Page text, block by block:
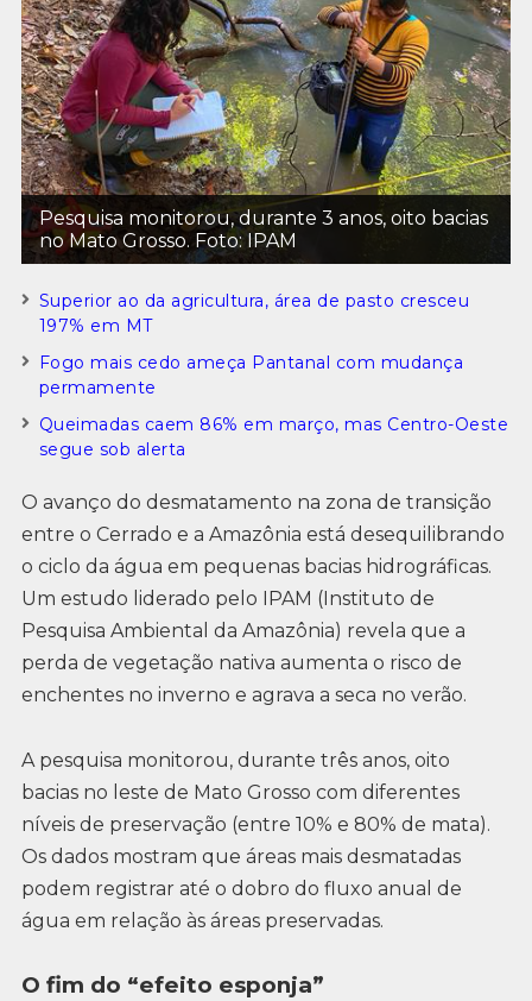
Pesquisa monitorou, durante 3 anos, oito bacias
no Mato Grosso. Foto: IPAM
Superior ao da agricultura, área de pasto cresceu
197% em MT
Fogo mais cedo ameça Pantanal com mudança
permamente
Queimadas caem 86% em março, mas Centro-Oeste
segue sob alerta
O avanço do desmatamento na zona de transição
entre o Cerrado e a Amazônia está desequilibrando
o ciclo da água em pequenas bacias hidrográficas.
Um estudo liderado pelo IPAM (Instituto de
Pesquisa Ambiental da Amazônia) revela que a
perda de vegetação nativa aumenta o risco de
enchentes no inverno e agrava a seca no verão.
A pesquisa monitorou, durante três anos, oito
bacias no leste de Mato Grosso com diferentes
níveis de preservação (entre 10% e 80% de mata).
Os dados mostram que áreas mais desmatadas
podem registrar até o dobro do fluxo anual de
água em relação às áreas preservadas.
O fim do “efeito esponja”